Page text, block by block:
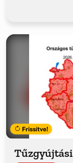
Frissítve!